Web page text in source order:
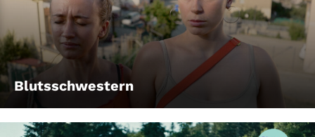
Blutsschwestern